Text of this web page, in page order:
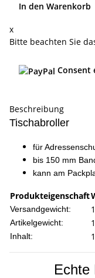
In den Warenkorb
x
Bitte beachten Sie
Consent
Beschreibung
Tischabroller
für
bis 150 mm
kann am
Produkteigenschaft
Versandgewicht:
Artikelgewicht:
Inhalt:
Echte